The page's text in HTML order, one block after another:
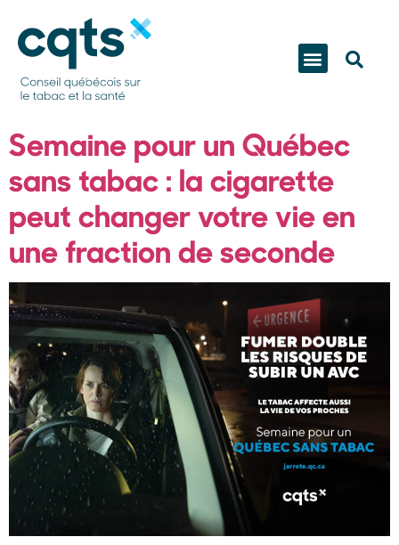
Semaine pour un Québec
sans tabac : la cigarette
peut changer votre vie en
une fraction de seconde